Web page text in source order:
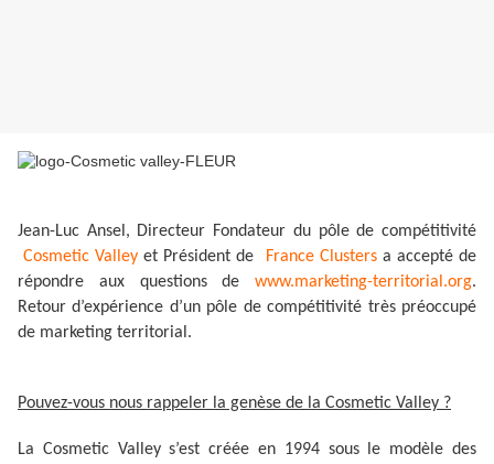
Jean-Luc Ansel, Directeur Fondateur du pôle de compétitivité
Cosmetic Valley et Président de France Clustersa accepté de
répondre aux questions de www.marketing-territorial.org.
Retour d’expérience d’un pôle de compétitivité très préoccupé
de marketing territorial.
Pouvez-vous nous rappeler la genèse de la Cosmetic Valley ?
La Cosmetic Valley s’est créée en 1994 sous le modèle des